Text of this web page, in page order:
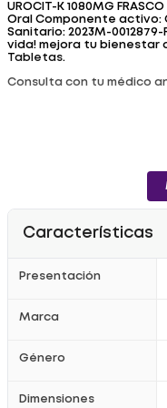
UROCIT-K 1080MG
Oral Componente activo:
Sanitario: 2023M-
vida! mejora tu bienestar
Tabletas.
Consulta con tu médico
Características
Presentación
Marca
Género
Dimensiones